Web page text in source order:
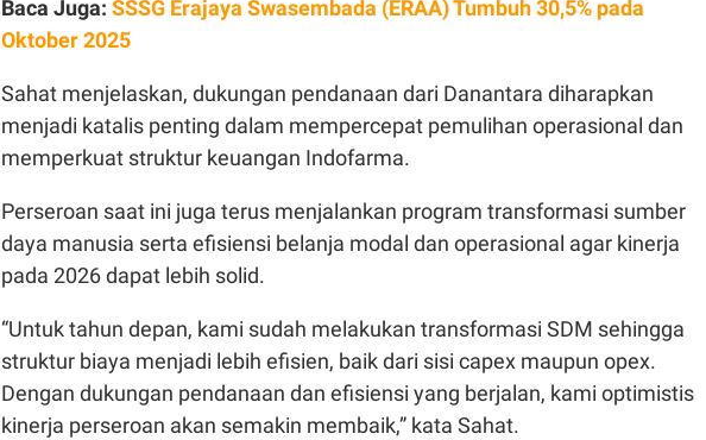
Baca Juga: SSSG Erajaya Swasembada (ERAA) Tumbuh 30,5% pada
Oktober 2025
Sahat menjelaskan, dukungan pendanaan dari Danantara diharapkan
menjadi katalis penting dalam mempercepat pemulihan operasional dan
memperkuat struktur keuangan Indofarma.
Perseroan saat ini juga terus menjalankan program transformasi sumber
daya manusia serta efisiensi belanja modal dan operasional agar kinerja
pada 2026 dapat lebih solid.
“Untuk tahun depan, kami sudah melakukan transformasi SDM sehingga
struktur biaya menjadi lebih efisien, baik dari sisi capex maupun opex.
Dengan dukungan pendanaan dan efisiensi yang berjalan, kami optimistis
kinerja perseroan akan semakin membaik,” kata Sahat.